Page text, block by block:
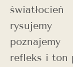
refleks i ton